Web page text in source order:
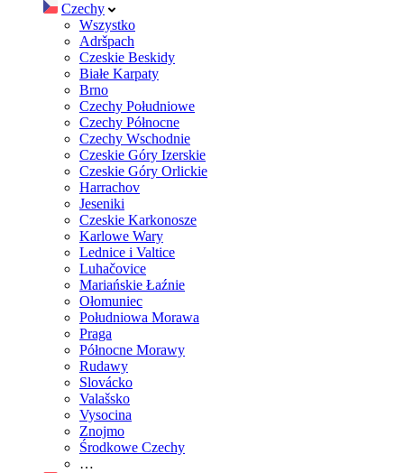
Czechy
Wszystko
Adršpach
Czeskie Beskidy
Białe Karpaty
Brno
Czechy Południowe
Czechy Północne
Czechy Wschodnie
Czeskie Góry Izerskie
Czeskie Góry Orlickie
Harrachov
Jeseniki
Czeskie Karkonosze
Karlowe Wary
Lednice i Valtice
Luhačovice
Mariańskie Łaźnie
Ołomuniec
Południowa Morawa
Praga
Północne Morawy
Rudawy
Slovácko
Valašsko
Vysocina
Znojmo
Środkowe Czechy
…